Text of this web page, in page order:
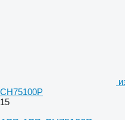
CH75100P
15